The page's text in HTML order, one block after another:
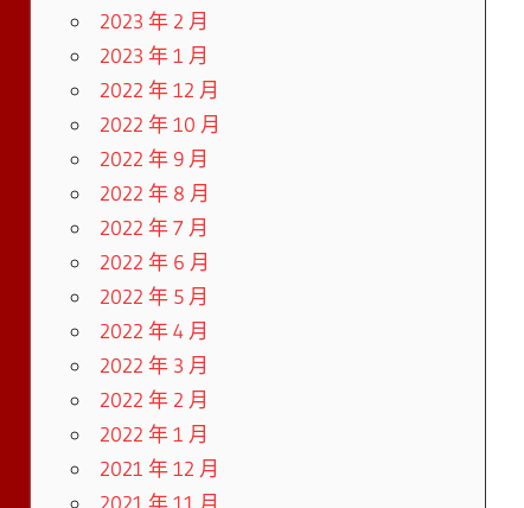
2023 年 2 月
2023 年 1 月
2022 年 12 月
2022 年 10 月
2022 年 9 月
2022 年 8 月
2022 年 7 月
2022 年 6 月
2022 年 5 月
2022 年 4 月
2022 年 3 月
2022 年 2 月
2022 年 1 月
2021 年 12 月
2021 年 11 月